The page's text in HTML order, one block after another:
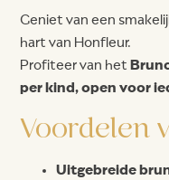
Geniet van een
hart van Honfleur.
Profiteer van het
per kind, open voor
Voordelen
Uitgebreide